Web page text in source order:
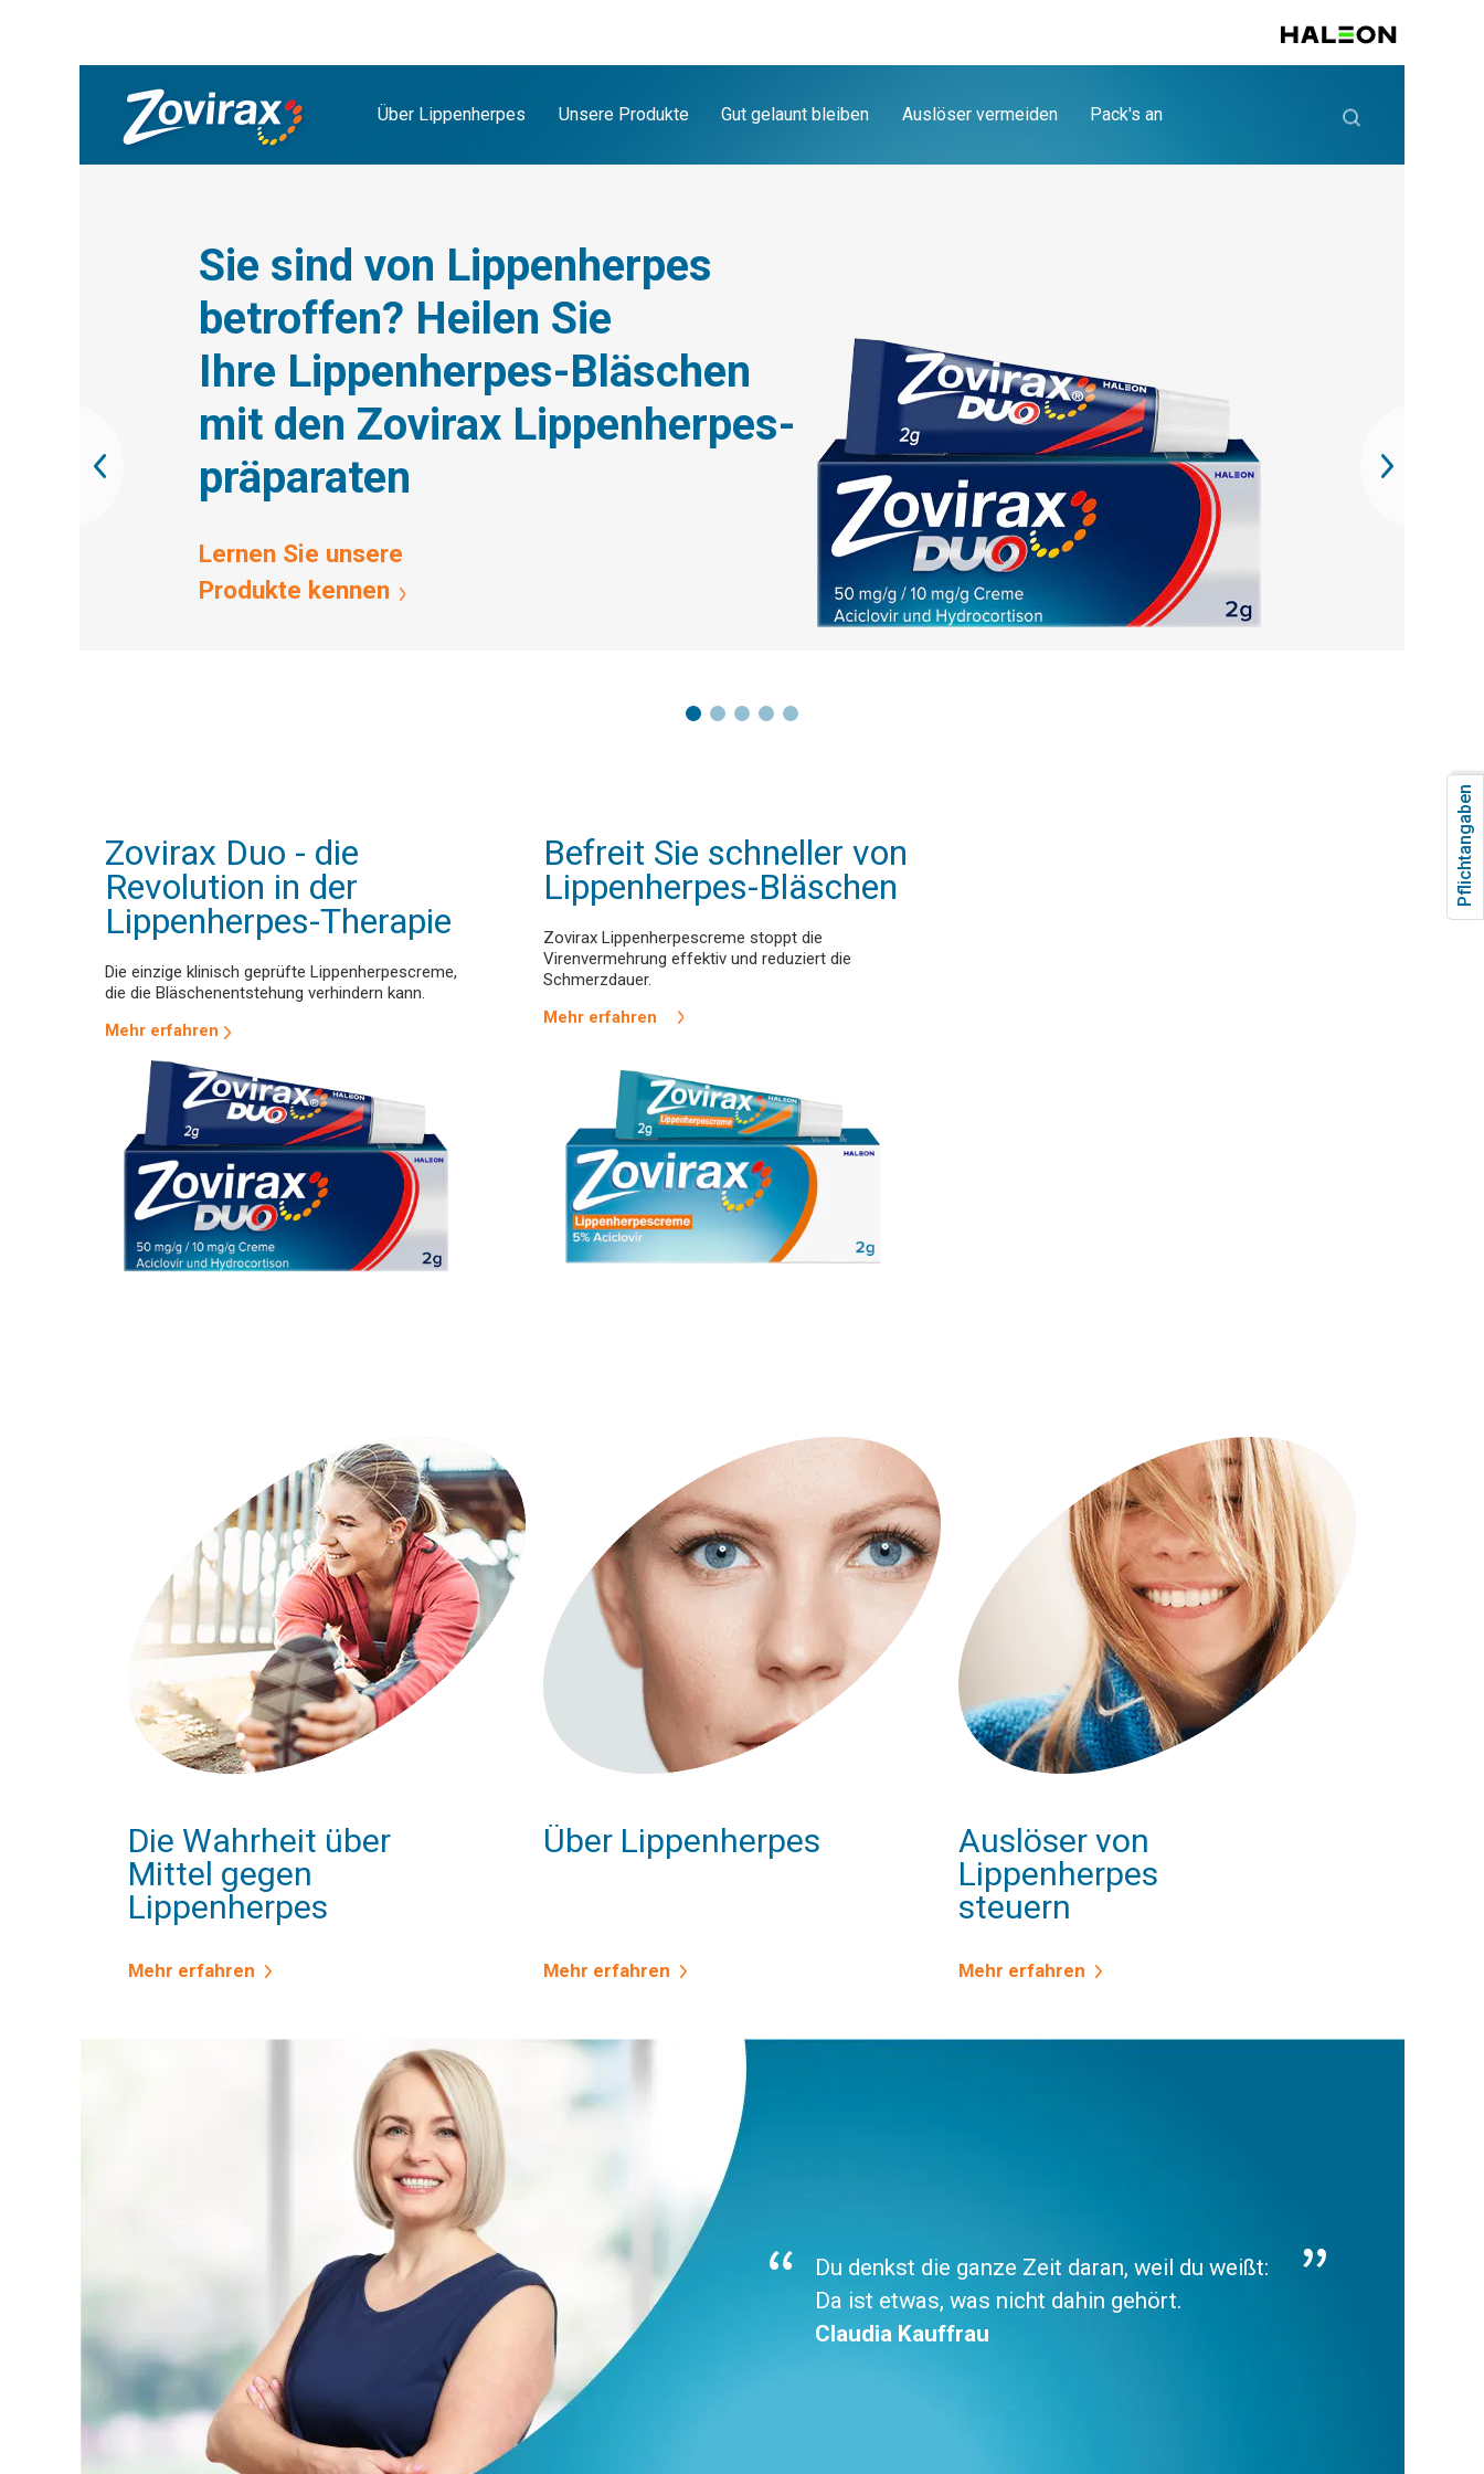
Über Lippenherpes Unsere Produkte Gut gelaunt bleiben Auslöser vermeiden Pack's an
Sie sind von Lippenherpes
betroffen? Heilen Sie
Ihre Lippenherpes-Bläschen
mit den Zovirax Lippenherpes-
präparaten
Lernen Sie unsere
Produkte kennen
Zovirax Duo kann die
Entstehung von
Lippenherpes-
Bläschen verhindern
Entzündungsreaktion
Lernen Sie unsere Produkte kennen
Zovirax Duo - die
Revolution in der
Lippenherpes-Therapie
Die einzige klinisch geprüfte Lippenherpescreme,
die die Bläschenentstehung verhindern kann.
Mehr erfahren
Rezeptfrei erhältlich
Zovirax Duo ist die einzige Lippenherpescreme, die
einen entzündungshemmenden und einen
antiviralen Wirkstoff kombiniert.
Mehr erfahren
Befreit Sie schneller von
Lippenherpes-Bläschen
Zovirax Lippenherpescreme stoppt die
Virenvermehrung effektiv und reduziert die
Schmerzdauer.
Mehr erfahren
Die Wahrheit über
Mittel gegen
Lippenherpes
Mehr erfahren
Über Lippenherpes
Mehr erfahren
Auslöser von
Lippenherpes
steuern
Mehr erfahren
Du denkst die ganze Zeit daran, weil du weißt:
Da ist etwas, was nicht dahin gehört.
Claudia Kauffrau
Pflichtangaben